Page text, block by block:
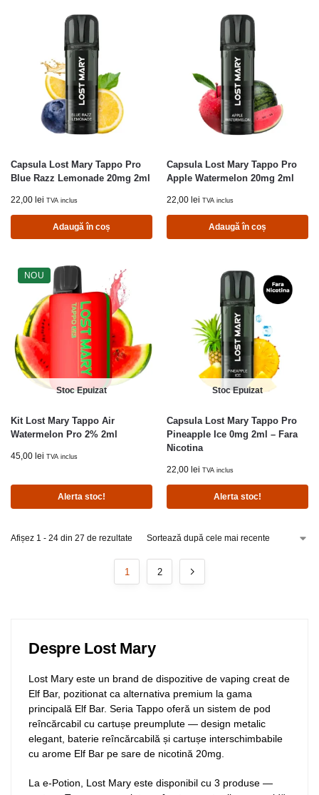
Capsula Lost Mary Tappo Pro
Blue Razz Lemonade 20mg 2ml
22,00 lei TVA inclus
Adaugă în coș
Capsula Lost Mary Tappo Pro
Apple Watermelon 20mg 2ml
22,00 lei TVA inclus
Adaugă în coș
Stoc Epuizat
NOU
Kit Lost Mary Tappo Air
Watermelon Pro 2% 2ml
45,00 lei TVA inclus
Alerta stoc!
Stoc Epuizat
Capsula Lost Mary Tappo Pro
Pineapple Ice 0mg 2ml – Fara
Nicotina
22,00 lei TVA inclus
Alerta stoc!
Afișez 1 - 24 din 27 de rezultate
1 2
Despre Lost Mary
Lost Mary este un brand de dispozitive de vaping creat de
Elf Bar, pozitionat ca alternativa premium la gama
principală Elf Bar. Seria Tappo oferă un sistem de pod
reîncărcabil cu cartușe preumplute — design metalic
elegant, baterie reîncărcabilă și cartușe interschimbabile
cu arome Elf Bar pe sare de nicotină 20mg.
La e-Potion, Lost Mary este disponibil cu 3 produse —